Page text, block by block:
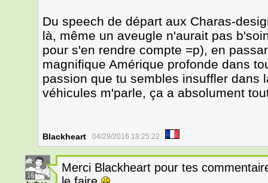
Du speech de départ aux Charas-
là, même un aveugle n'aurait pas
pour s'en rendre compte =p), en
magnifique Amérique profonde dans
passion que tu sembles insuffler dans
véhicules m'parle, ça a absolument
Blackheart 04/29/2016 18:25:22
16
Merci Blackheart pour tes